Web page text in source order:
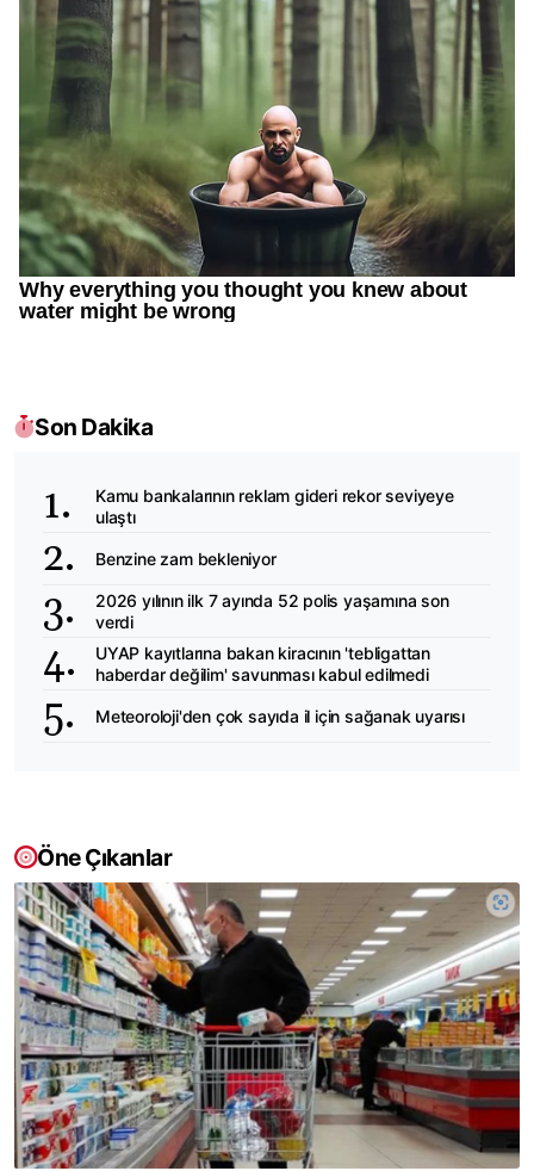
Son Dakika
Kamu bankalarının reklam gideri rekor seviyeye
ulaştı
Benzine zam bekleniyor
2026 yılının ilk 7 ayında 52 polis yaşamına son
verdi
UYAP kayıtlarına bakan kiracının 'tebligattan
haberdar değilim' savunması kabul edilmedi
Meteoroloji'den çok sayıda il için sağanak uyarısı
Öne Çıkanlar